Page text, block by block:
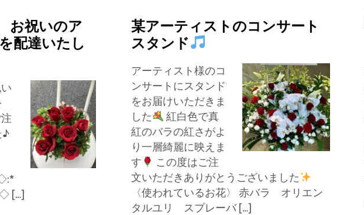
祝いのア
配達いたし
♪
[…]
某アーティストのコンサート
スタンド
アーティスト様のコ
ンサートにスタンド
をお届けいただきま
した
紅白色で真
紅のバラの紅さがよ
り一層綺麗に映えま
す
この度はご注
文いただきありがとうございました
〈使われているお花〉 赤バラ オリエン
タルユリ スプレーバ […]